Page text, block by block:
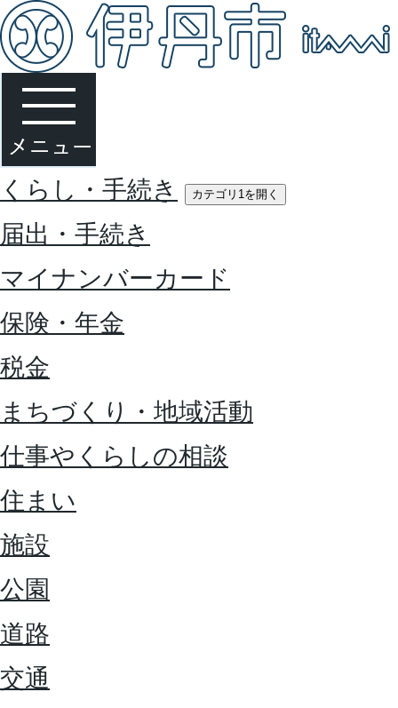
くらし・手続き カテゴリ1を開く
届出・手続き
マイナンバーカード
保険・年金
税金
まちづくり・地域活動
仕事やくらしの相談
住まい
施設
公園
道路
交通